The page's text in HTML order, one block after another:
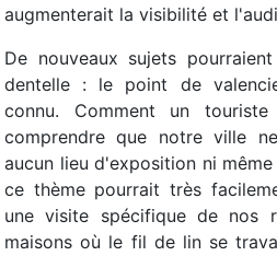
augmenterait la visibilité et
De nouveaux sujets
dentelle : le point de
connu. Comment un
comprendre que notre ville
aucun lieu d'exposition ni
ce thème pourrait très
une visite spécifique de nos
maisons où le fil de lin se